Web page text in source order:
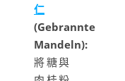
仁
(Gebrannte
Mandeln):
將糖與